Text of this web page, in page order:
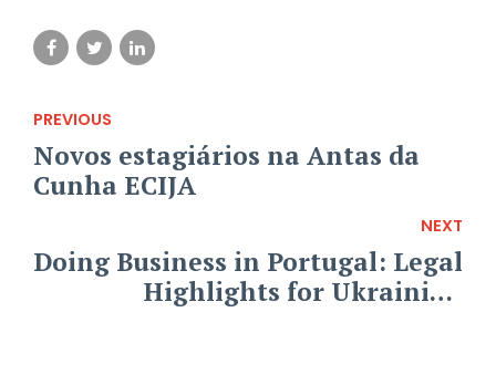
PREVIOUS
Novos estagiários na Antas da
Cunha ECIJA
NEXT
Doing Business in Portugal: Legal
Highlights for Ukrainian